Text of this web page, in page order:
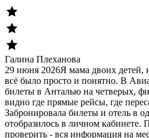
Галина Плеханова
29 июня 2026Я мама двоих детей,
всё было просто и понятно. В
билеты в Анталью на четверых,
видно где прямые рейсы, где
Забронировала билеты и отель в
отобразилось в личном кабинете.
проверить - вся информация на